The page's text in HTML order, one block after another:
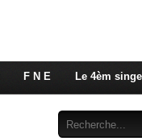
F N E Le 4èm singe